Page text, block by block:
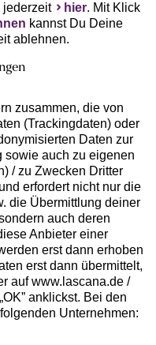
jederzeit
hier. Mit Klick
kannst Du Deine
ablehnen.
zusammen, die von
(Trackingdaten) oder
Daten zur
sowie auch zu eigenen
/ zu Zwecken Dritter
erfordert nicht nur die
die Übermittlung deiner
auch deren
Anbieter einer
erst dann erhoben
erst dann übermittelt,
auf www.lascana.de /
anklickst. Bei den
Unternehmen: